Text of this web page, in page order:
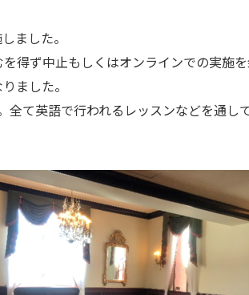
ました。
得ず中止もしくはオンラインでの実施
ました。
て英語で行われるレッスンなどを通し